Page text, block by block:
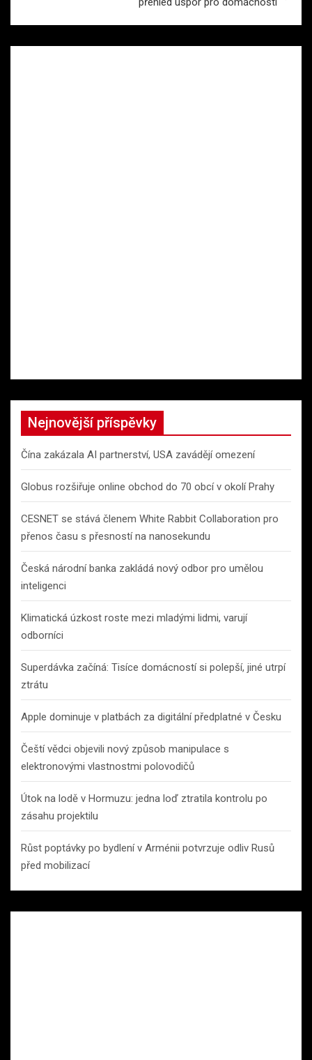
Nejnovější příspěvky
Čína zakázala AI partnerství, USA zavádějí omezení
Globus rozšiřuje online obchod do 70 obcí v okolí Prahy
CESNET se stává členem White Rabbit Collaboration pro
přenos času s přesností na nanosekundu
Česká národní banka zakládá nový odbor pro umělou
inteligenci
Klimatická úzkost roste mezi mladými lidmi, varují
odborníci
Superdávka začíná: Tisíce domácností si polepší, jiné utrpí
ztrátu
Apple dominuje v platbách za digitální předplatné v Česku
Čeští vědci objevili nový způsob manipulace s
elektronovými vlastnostmi polovodičů
Útok na lodě v Hormuzu: jedna loď ztratila kontrolu po
zásahu projektilu
Růst poptávky po bydlení v Arménii potvrzuje odliv Rusů
před mobilizací